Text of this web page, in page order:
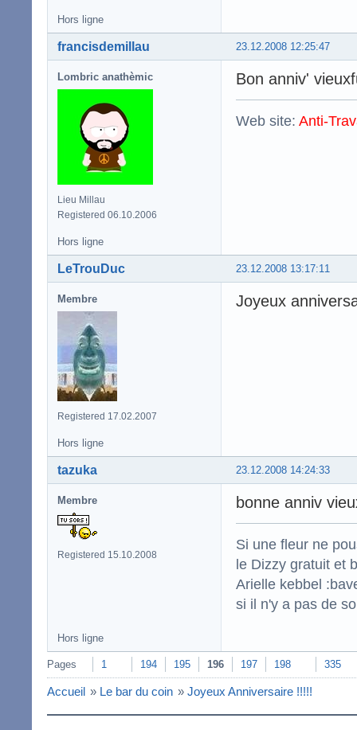
Hors ligne
23.12.2008 12:25:47
francisdemillau
Lombric anathèmic
Lieu Millau
Registered 06.10.2006
Bon anniv'
Web site: Anti-
Hors ligne
23.12.2008 13:17:11
LeTrouDuc
Membre
Registered 17.02.2007
Joyeux
Hors ligne
23.12.2008 14:24:33
tazuka
Membre
Registered 15.10.2008
bonne anniv
Si une fleur ne
le Dizzy gratuit et
Arielle kebbel
si il n'y a pas de
Hors ligne
Pages 1 194 195 196 197 198 335
Accueil » Le bar du coin » Joyeux Anniversaire !!!!!